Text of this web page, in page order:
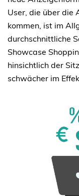
User, die über die
kommen, ist im
durchschnittliche
Showcase
hinsichtlich der
schwächer im